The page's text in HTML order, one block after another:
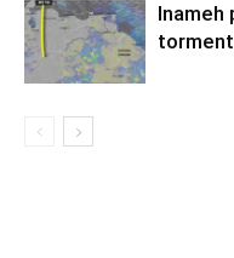
Inameh